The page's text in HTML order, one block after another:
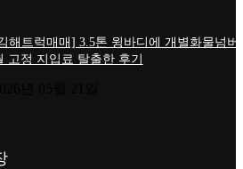
해트럭매매] 3.5톤 윙바디에 개별화물넘버
고정 지입료 탈출한 후기